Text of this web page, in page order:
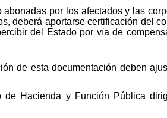
por los afectados y las
deberá aportarse certificación del
del Estado por vía de
de esta documentación deben
Hacienda y Función Pública